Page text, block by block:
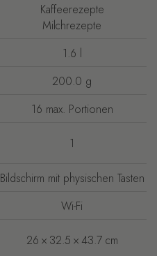
Kaffeerezepte
Milchrezepte
1.6 l
200.0 g
16 max. Portionen
1
Bildschirm mit physischen Tasten
Wi-Fi
26 × 32.5 × 43.7 cm